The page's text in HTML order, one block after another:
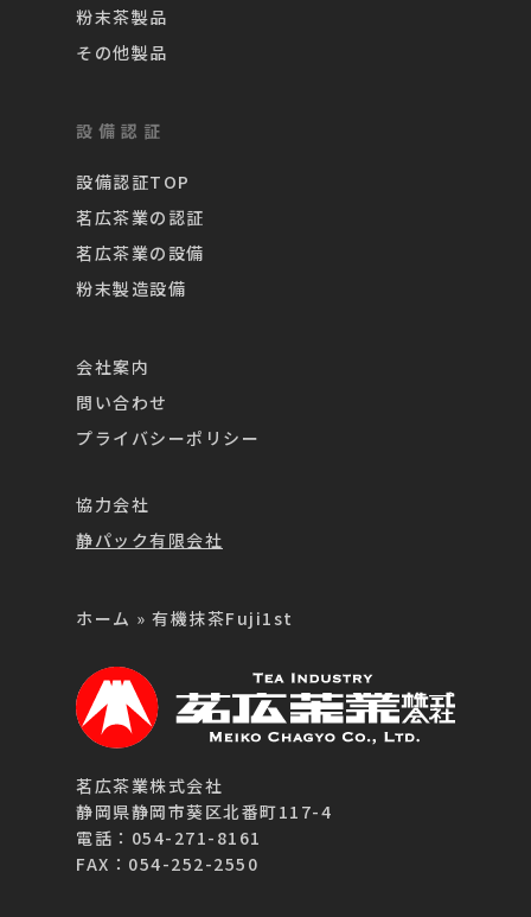
粉末茶製品
その他製品
設備認証
設備認証TOP
茗広茶業の認証
茗広茶業の設備
粉末製造設備
会社案内
問い合わせ
プライバシーポリシー
協力会社
静パック有限会社
ホーム » 有機抹茶Fuji1st
茗広茶業株式会社
静岡県静岡市葵区北番町117-4
電話：054-271-8161
FAX：054-252-2550